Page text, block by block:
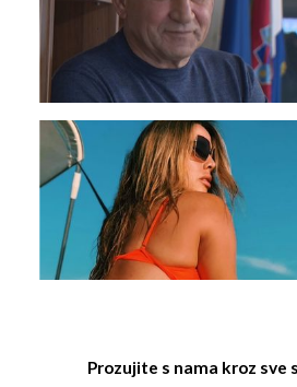
Prozujite s nama kroz sve